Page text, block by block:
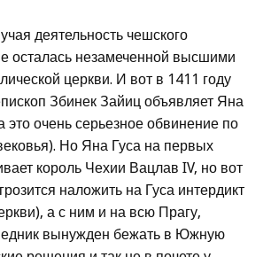
деятельность чешского
осталась незамеченной высшими
церкви. И вот в 1411 году
Збинек Зайиц объявляет Яна
это очень серьезное обвинение по
Но Яна Гуса на первых
король Чехии Вацлав IV, но вот
наложить на Гуса интердикт
а с ним и на всю Прагу,
вынужден бежать в Южную